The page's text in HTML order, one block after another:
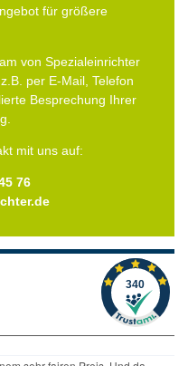
für größere
von Spezialeinrichter
per E-Mail, Telefon
Besprechung Ihrer
mit uns auf:
76